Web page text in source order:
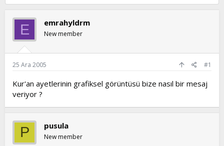
b
u
y
u
b
a
l
t
a
a
n
ı
a
h
E emrahyldrm
New member
25 Ara 2005 #1
Kur'an ayetlerinin grafiksel görüntüsü bize nasıl bir mesaj
veriyor ?
P pusula
New member